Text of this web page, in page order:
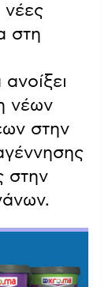
νέες
στη
νέων
στην
στην